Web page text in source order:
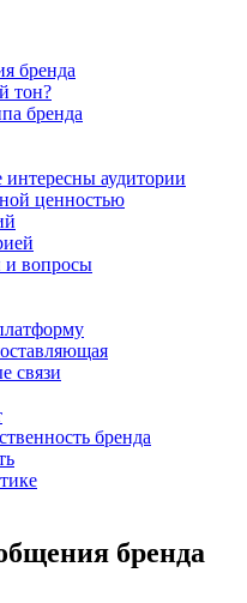
бренда
тон?
бренда
аудитории
ценностью
и вопросы
связи
бренда
бренда